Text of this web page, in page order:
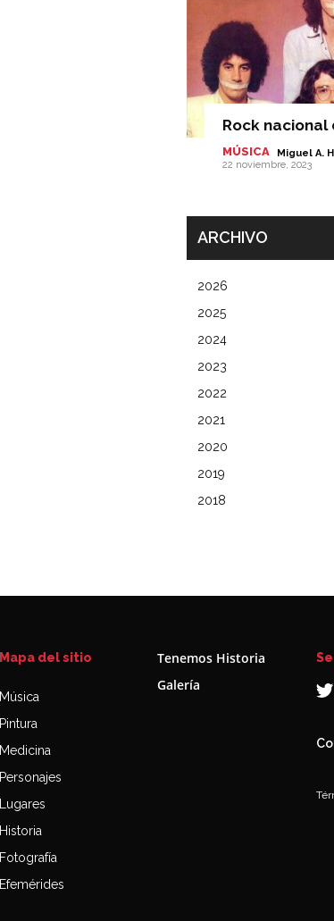
Rock nacional
MÚSICA Miguel A.
22 noviembre, 2023
ARCHIVO
2026
2025
2024
2023
2022
2021
2020
2019
2018
Mapa del sitio
Música
Pintura
Medicina
Personajes
Lugares
Historia
Fotografía
Efemérides
Tenemos Historia
Galería